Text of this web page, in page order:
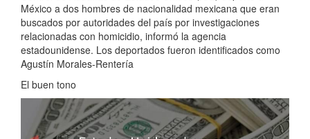
México a dos hombres de nacionalidad mexicana que eran
buscados por autoridades del país por investigaciones
relacionadas con homicidio, informó la agencia
estadounidense. Los deportados fueron identificados como
Agustín Morales-Rentería
El buen tono